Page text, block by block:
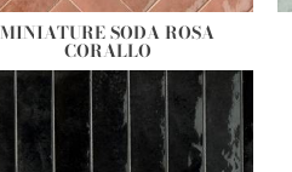
MINIATURE SODA ROSA
CORALLO